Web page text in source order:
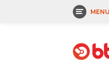
MENU